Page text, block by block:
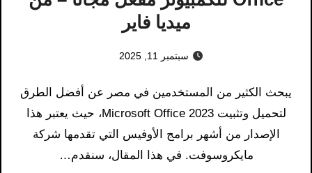
ميديا ​​فاير
سبتمبر 11, 2025
يبحث الكثير من المستخدمين في مصر عن أفضل الطرق
لتحميل وتثبيت Microsoft Office 2023، حيث يعتبر هذا
الإصدار من أشهر برامج الأوفيس التي تقدمها شركة
مايكروسوفت. في هذا المقال، سنقدم…